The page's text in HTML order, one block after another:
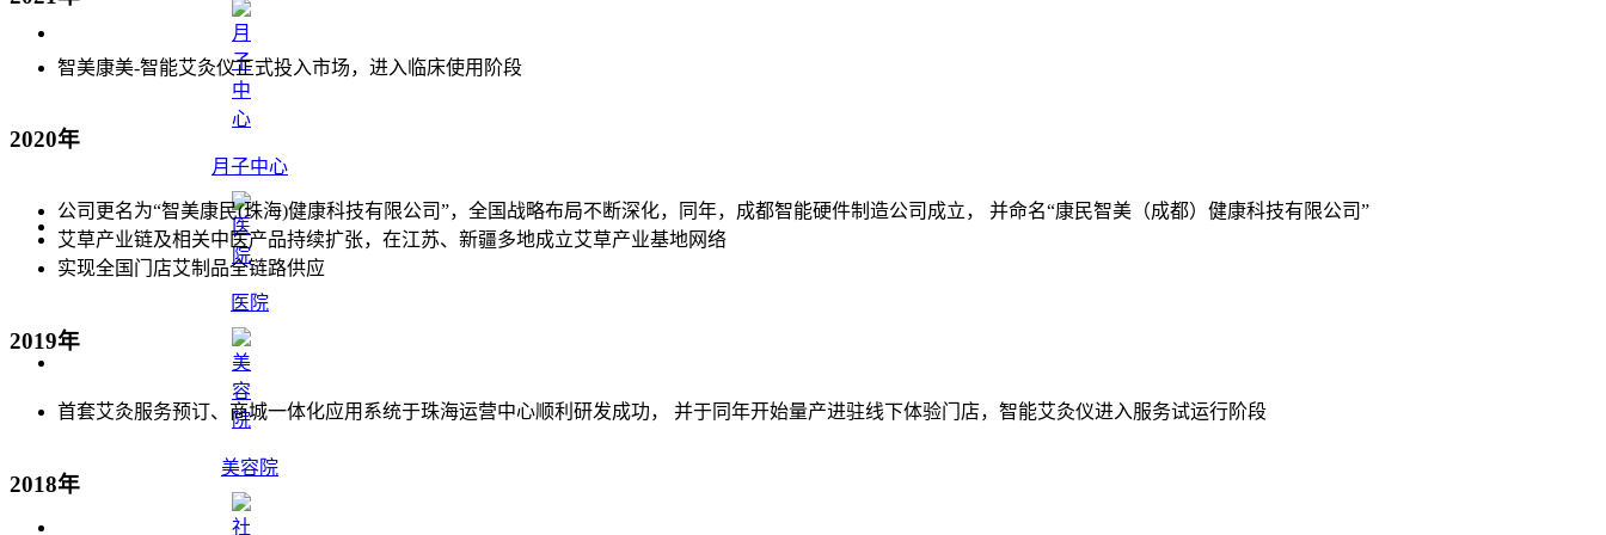
月子中心
医院
美容院
智美康美-智能艾灸仪正式投入市场，进入临床使用阶段
2020年
公司更名为“智美康民(珠海)健康科技有限公司”，全国战略布局不断深化，同年，成都智能硬件制造公司成立， 并命名“康民智美（成都）健康科技有限公司”
艾草产业链及相关中医产品持续扩张，在江苏、新疆多地成立艾草产业基地网络
实现全国门店艾制品全链路供应
2019年
首套艾灸服务预订、商城一体化应用系统于珠海运营中心顺利研发成功， 并于同年开始量产进驻线下体验门店，智能艾灸仪进入服务试运行阶段
2018年